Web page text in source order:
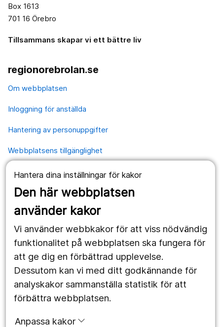
Hantera dina inställningar för kakor
Den här webbplatsen
använder kakor
Vi använder webbkakor för att viss nödvändig
funktionalitet på webbplatsen ska fungera för
att ge dig en förbättrad upplevelse.
Dessutom kan vi med ditt godkännande för
analyskakor sammanställa statistik för att
förbättra webbplatsen.
Anpassa kakor
Box 1613
701 16 Örebro
Tillsammans skapar vi ett bättre liv
regionorebrolan.se
Om webbplatsen
Inloggning för anställda
Hantering av personuppgifter
Webbplatsens tillgänglighet
Våra webbplatser
1177.se
Region Örebro län
Följ oss
Facebook